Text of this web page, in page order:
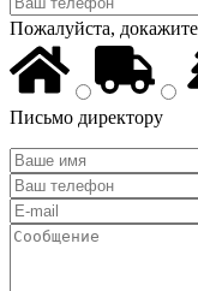
Пожалуйста,
Письмо директору